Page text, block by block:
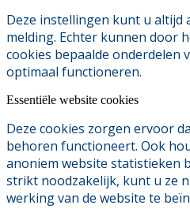
Deze instellingen kunt u altijd
melding. Echter kunnen door
cookies bepaalde onderdelen
optimaal functioneren.
Essentiële website cookies
Deze cookies zorgen ervoor
behoren functioneert. Ook
anoniem website statistieken
strikt noodzakelijk, kunt u ze
werking van de website te